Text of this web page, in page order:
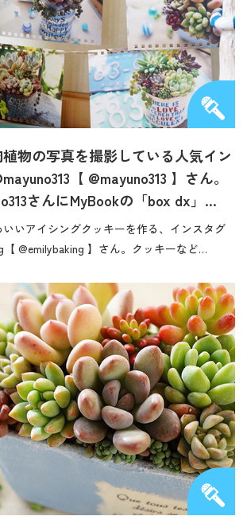
物の写真を撮影している人気イン
【 @mayuno313 】さん。
さんにMyBookの「box dx」…
いアイシングクッキーを作る、インスタグ
【 @emilybaking 】さん。クッキーなど…